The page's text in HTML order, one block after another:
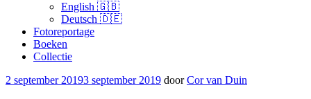
English 🇬🇧
Deutsch 🇩🇪
Fotoreportage
Boeken
Collectie
Geplaatst
2 september 20193 september 2019 doorCor van Duin